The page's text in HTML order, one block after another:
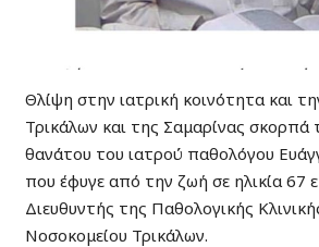
Θλίψη στην ιατρική κοινότητα και
Τρικάλων και της Σαμαρίνας σκορπά
θανάτου του ιατρού παθολόγου
που έφυγε από την ζωή σε ηλικία 67
Διευθυντής της Παθολογικής
Νοσοκομείου Τρικάλων.